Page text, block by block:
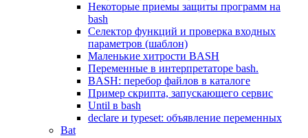
Некоторые приемы защиты программ на
bash
Селектор функций и проверка входных
параметров (шаблон)
Маленькие хитрости BASH
Переменные в интерпретаторе bash.
BASH: перебор файлов в каталоге
Пример скрипта, запускающего сервис
Until в bash
declare и typeset: объявление переменных
Bat